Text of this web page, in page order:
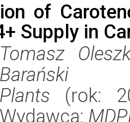
of
Supply in
Tomasz
Barański
Plants (rok:
Wydawca: